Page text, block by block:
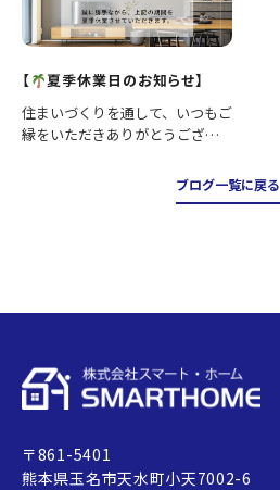
【
夏季休業日のお知らせ】
住まいづくりを通して、いつもご
縁をいただきありがとうござい
期間を夏季休業とさせていただ
きます。 ■休業期間 8月12日
ブログ一覧に戻る
〒861-5401
熊本県玉名市天水町小天7002-6